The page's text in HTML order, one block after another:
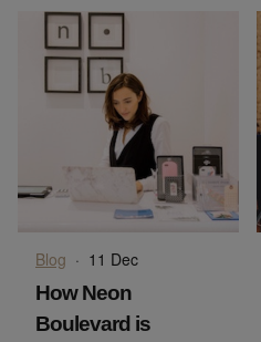
Blog · 11 Dec
How Neon
Boulevard is